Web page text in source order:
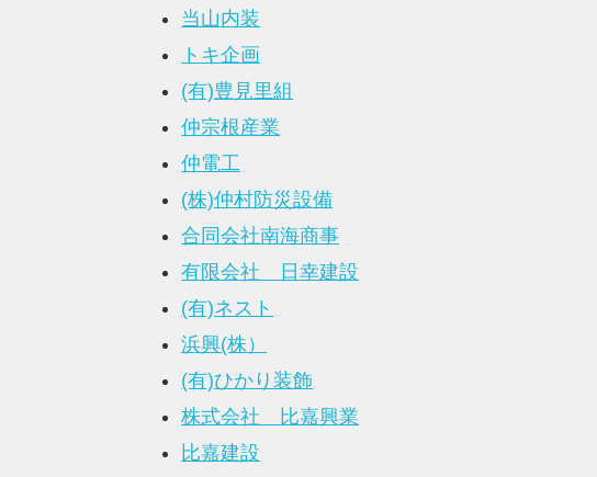
当山内装
トキ企画
(有)豊見里組
仲宗根産業
仲電工
(株)仲村防災設備
合同会社南海商事
有限会社 日幸建設
(有)ネスト
浜興(株）
(有)ひかり装飾
株式会社 比嘉興業
比嘉建設